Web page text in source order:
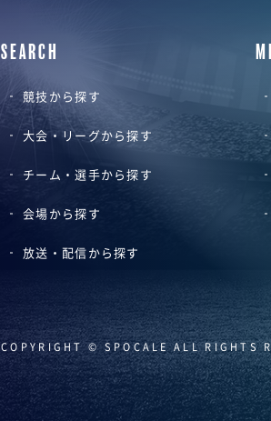
SEARCH
競技から探す
大会・リーグから探す
チーム・選手から探す
会場から探す
放送・配信から探す
COPYRIGHT © SPOCALE ALL RIGHTS